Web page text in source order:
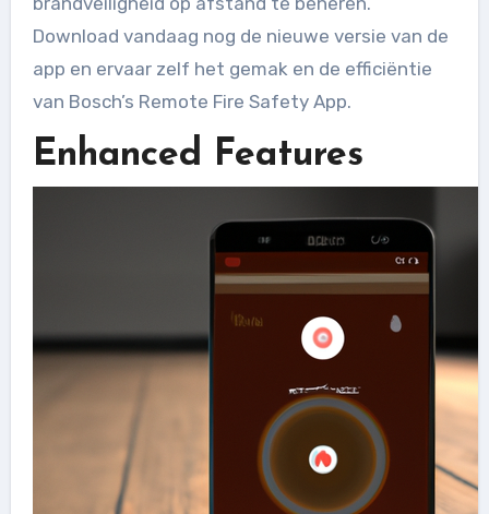
Download vandaag nog de nieuwe versie van de
app en ervaar zelf het gemak en de efficiëntie
van Bosch’s Remote Fire Safety App.
Enhanced Features